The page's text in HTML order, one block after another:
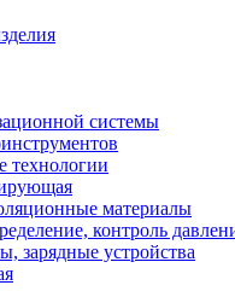
системы
технологии
материалы
контроль
зарядные устройства